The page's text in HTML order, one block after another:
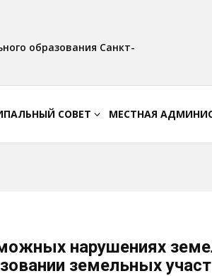
образования Санкт-
СОВЕТ МЕСТНАЯ
нарушениях
земельных